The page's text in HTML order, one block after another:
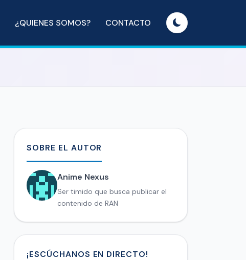
¿QUIENES SOMOS? CONTACTO
SOBRE EL AUTOR
Anime Nexus
Ser timido que busca publicar el
contenido de RAN
¡ESCÚCHANOS EN DIRECTO!